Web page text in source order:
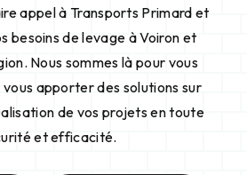
appel à Transports Primard et
besoins de levage à Voiron et
Nous sommes là pour vous
apporter des solutions sur
de vos projets en toute
et efficacité.